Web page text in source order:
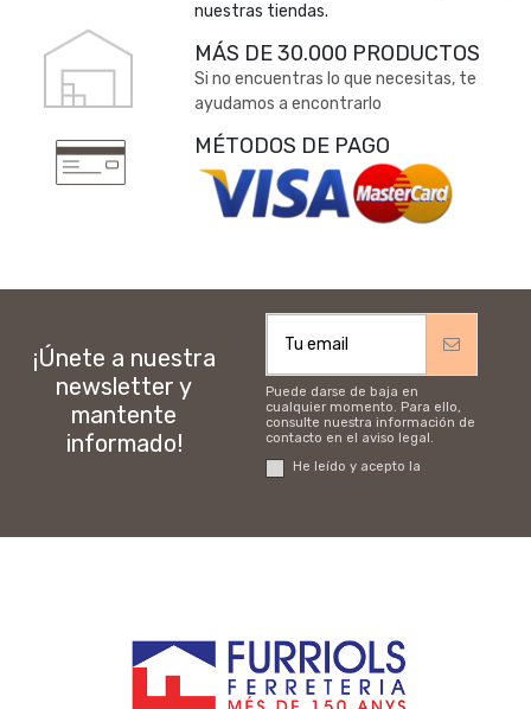
nuestras tiendas.
MÁS DE 30.000 PRODUCTOS
Si no encuentras lo que necesitas, te
ayudamos a encontrarlo
MÉTODOS DE PAGO
¡Únete a nuestra
newsletter y
mantente
informado!
Puede darse de baja en
cualquier momento. Para ello,
consulte nuestra información de
contacto en el aviso legal.
He leído y acepto la